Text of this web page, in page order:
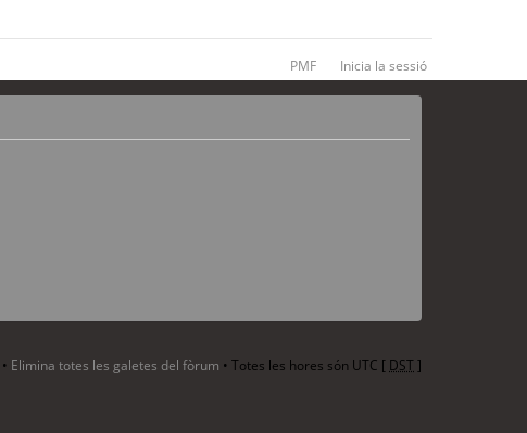
PMF Inicia la sessió
• Elimina totes les galetes del fòrum • Totes les hores són UTC [ DST]